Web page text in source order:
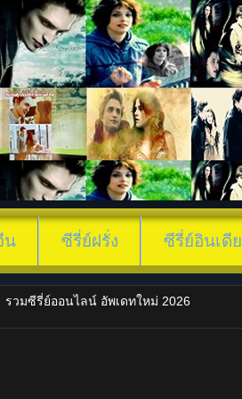
น ซีรี่ย์ฝรั่ง ซีรี่ย์อินเดีย
รวมซีรี่ย์ออนไลน์ อัพเดทใหม่ 2026